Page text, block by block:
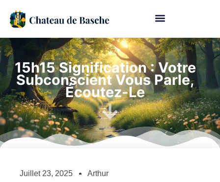
15h15 Signification : Votre
Subconscient Vous Parle,
Écoutez-Le
Juillet 23, 2025 Arthur